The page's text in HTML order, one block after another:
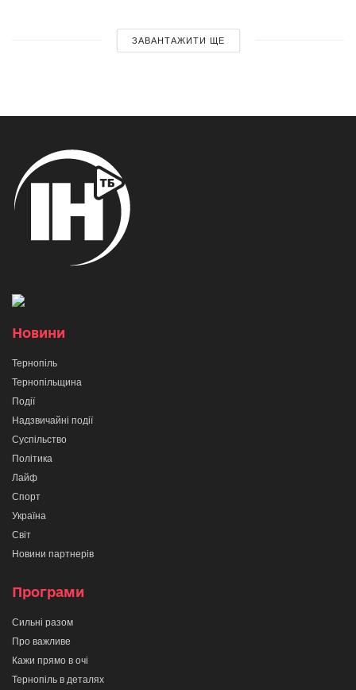
ЗАВАНТАЖИТИ ЩЕ
Новини
Тернопіль
Тернопільщина
Події
Надзвичайні події
Суспільство
Політика
Лайф
Спорт
Україна
Світ
Новини партнерів
Програми
Сильні разом
Про важливе
Кажи прямо в очі
Тернопіль в деталях